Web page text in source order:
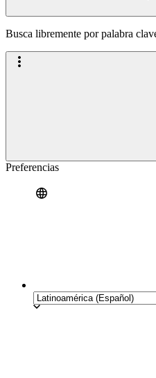
Busca libremente por palabra
Preferencias